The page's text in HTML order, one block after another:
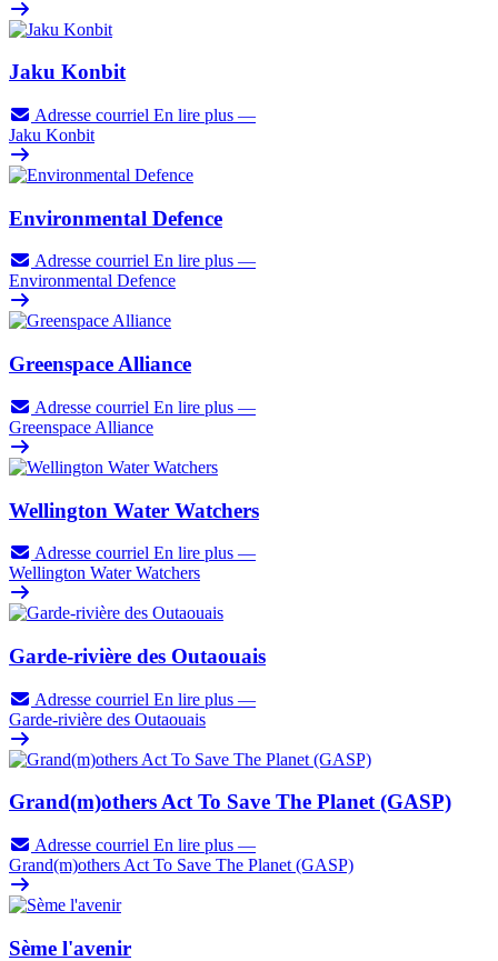
Jaku Konbit
Adresse courriel En lire plus —
Jaku Konbit
Environmental Defence
Adresse courriel En lire plus —
Environmental Defence
Greenspace Alliance
Adresse courriel En lire plus —
Greenspace Alliance
Wellington Water Watchers
Adresse courriel En lire plus —
Wellington Water Watchers
Garde-rivière des Outaouais
Adresse courriel En lire plus —
Garde-rivière des Outaouais
Grand(m)others Act To Save The Planet (GASP)
Adresse courriel En lire plus —
Grand(m)others Act To Save The Planet (GASP)
Sème l'avenir